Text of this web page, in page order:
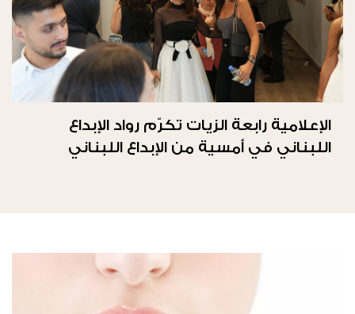
الإعلامية رابعة الزيات تكرّم رواد الإبداع
اللبناني في أمسية من الإبداع اللبناني